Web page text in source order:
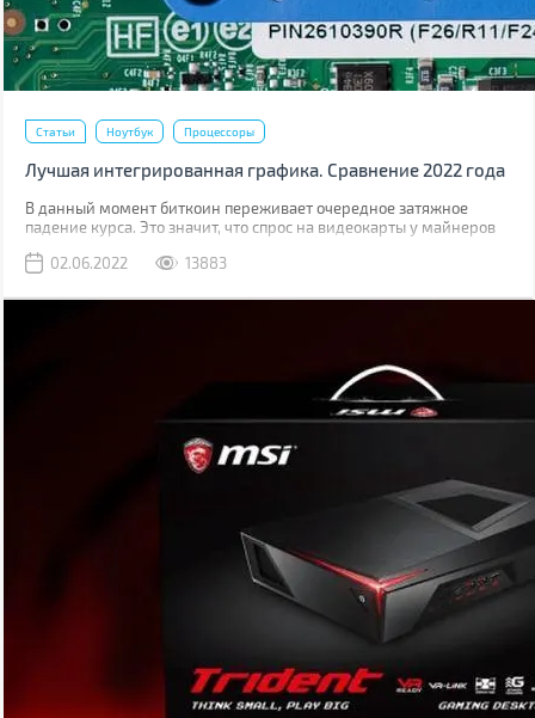
Статьи Ноутбук Процессоры
Лучшая интегрированная графика. Сравнение 2022 года
В данный момент биткоин переживает очередное затяжное
падение курса. Это значит, что спрос на видеокарты у майнеров
розничном рынке. Снизятся и цены на дискретную графику. Едва
были на 10-15% дороже цены рекомендованной производителем,
02.06.2022 13883